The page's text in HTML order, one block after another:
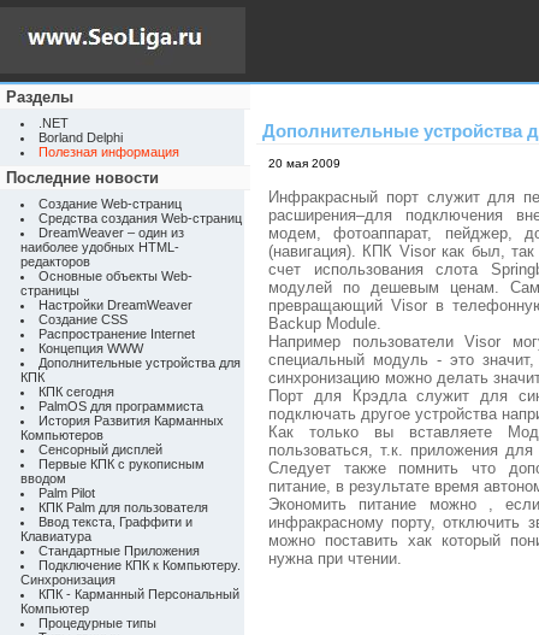
Разделы
.NET
Borland Delphi
Полезная информация
Последние новости
Создание Web-страниц
Средства создания Web-страниц
DreamWeaver – один из
наиболее удобных HTML-
редакторов
Основные объекты Web-
страницы
Настройки DreamWeaver
Создание CSS
Распространение Internet
Концепция WWW
Дополнительные устройства для
КПК
КПК сегодня
PalmOS для программиста
История Развития Карманных
Компьютеров
Сенсорный дисплей
Первые КПК с рукописным
вводом
Palm Pilot
КПК Palm для пользователя
Ввод текста, Граффити и
Клавиатура
Стандартные Приложения
Подключение КПК к Компьютеру.
Синхронизация
КПК - Карманный Персональный
Компьютер
Процедурные типы
Дополнительные устройства
20 мая 2009
Инфракрасный порт служит для
расширения–для подключения
модем, фотоаппарат, пейджер,
(навигация). КПК Visor как был,
счет использования слота
модулей по дешевым ценам.
превращающий Visor в
Backup Module.
Например пользователи Visor
специальный модуль - это
синхронизацию можно делать
Порт для Крэдла служит для
подключать другое устройства
Как только вы вставляете
пользоваться, т.к. приложения
Следует также помнить что
питание, в результате время
Экономить питание можно ,
инфракрасному порту, отключить
можно поставить хак который
нужна при чтении.